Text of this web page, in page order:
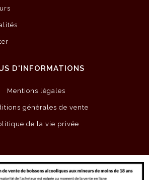
D'INFORMATIONS
Mentions légales
générales de vente
de la vie privée